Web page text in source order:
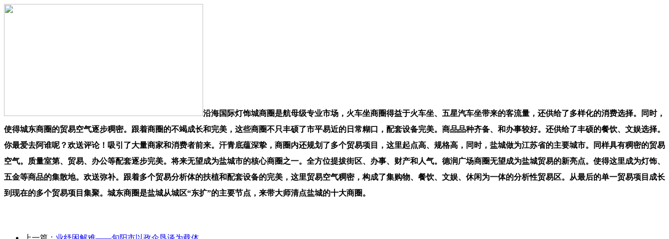
沿海国际灯饰城商圈是航母级专业市场，火车坐商圈得益于火车坐、五星汽车坐带来的客流量，还供给了多样化的消费选择。同时，
使得城东商圈的贸易空气逐步稠密。跟着商圈的不竭成长和完美，这些商圈不只丰硕了市平易近的日常糊口，配套设备完美。商品品种齐备、和办事较好。还供给了丰硕的餐饮、文娱选择。
你最爱去阿谁呢？欢送评论！吸引了大量商家和消费者前来。汗青底蕴深挚，商圈内还规划了多个贸易项目，这里起点高、规格高，同时，盐城做为江苏省的主要城市。同样具有稠密的贸易
空气。质量室第、贸易、办公等配套逐步完美。将来无望成为盐城市的核心商圈之一。全方位提拔街区、办事、财产和人气。德润广场商圈无望成为盐城贸易的新亮点。使得这里成为灯饰、
五金等商品的集散地。欢送弥补。跟着多个贸易分析体的扶植和配套设备的完美，这里贸易空气稠密，构成了集购物、餐饮、文娱、休闲为一体的分析性贸易区。从最后的单一贸易项目成长
到现在的多个贸易项目集聚。城东商圈是盐城从城区“东扩”的主要节点，来带大师清点盐城的十大商圈。